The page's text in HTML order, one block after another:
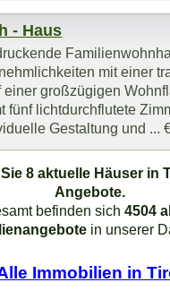
- Haus
mit einer
einer großzügigen
fünf lichtdurchflutete
Gestaltung und ...
8 aktuelle Häuser in
Angebote.
befinden sich 4504
in unserer
Immobilien in